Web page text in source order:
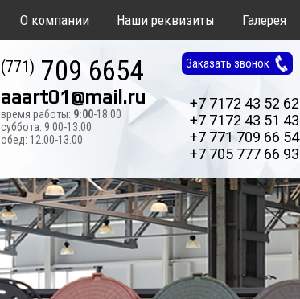
О компании Наши реквизиты Галерея
(771) 709 6654
aaart01@mail.ru
время работы: 9:00-18:00
суббота: 9.00-13.00
обед: 12.00-13.00
Заказать звонок
+7 7172 43 52 62
+7 7172 43 51 43
+7 771 709 66 54
+7 705 777 66 93